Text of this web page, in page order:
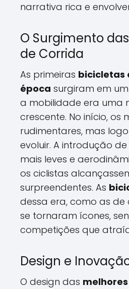
narrativa rica e
O Surgimento
de Corrida
As primeiras bicicletas
época surgiram em
a mobilidade era uma
crescente. No início, os
rudimentares, mas
evoluir. A introdução
mais leves e
os ciclistas
surpreendentes. As
dessa era, como as
se tornaram ícones,
competições que
Design e
O design das